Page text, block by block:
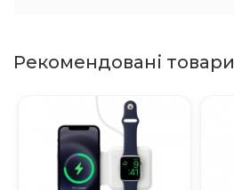
Рекомендовані товари